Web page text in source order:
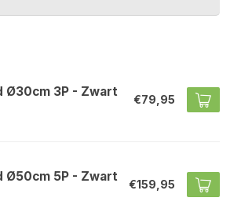
Ø30cm 3P - Zwart
€79,95
Ø50cm 5P - Zwart
€159,95